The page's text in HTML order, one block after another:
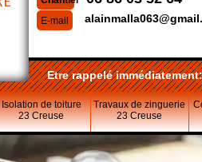
E-mail
Etre rappelé
Isolation de toiture
23 Creuse
Travaux de zinguerie
23 Creuse